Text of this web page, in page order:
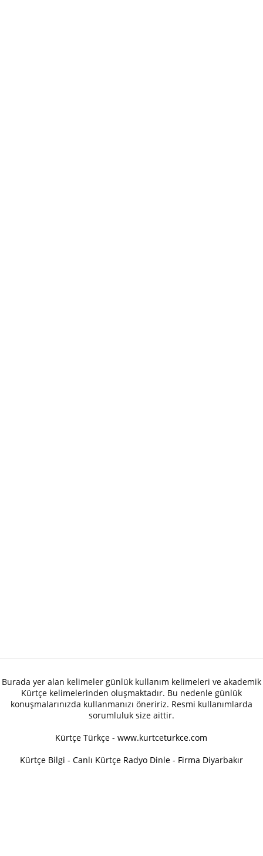
Burada yer alan kelimeler günlük kullanım kelimeleri ve akademik
Kürtçe kelimelerinden oluşmaktadır. Bu nedenle günlük
konuşmalarınızda kullanmanızı öneririz. Resmi kullanımlarda
sorumluluk size aittir.
Kürtçe Türkçe - www.kurtceturkce.com
Kürtçe Bilgi - Canlı Kürtçe Radyo Dinle - Firma Diyarbakır